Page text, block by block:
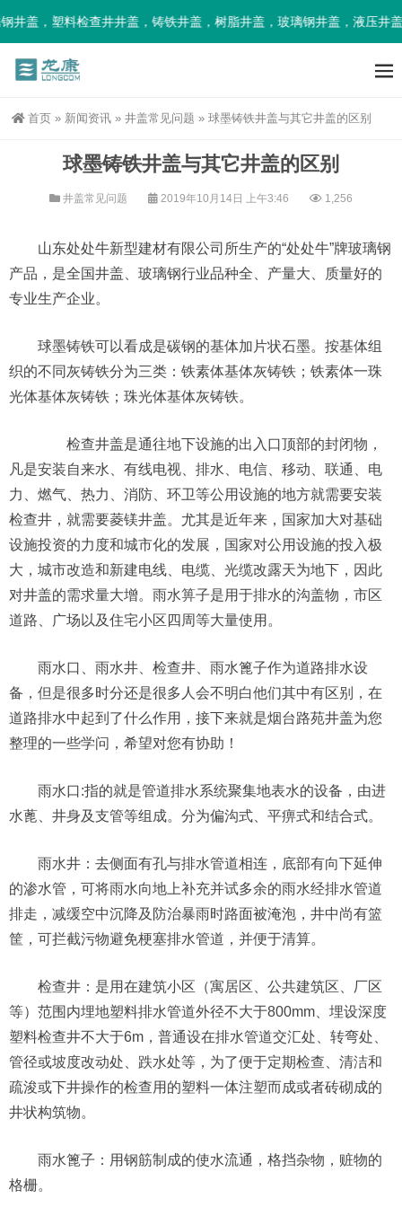
盖，塑料检查井井盖，铸铁井盖，树脂井盖，玻璃钢井盖，液压井
首页 » 新闻资讯 » 井盖常见问题 » 球墨铸铁井盖与其它井盖的区别
球墨铸铁井盖与其它井盖的区别
井盖常见问题 2019年10月14日 上午3:46 1,256
山东处处牛新型建材有限公司所生产的“处处牛”牌玻璃钢
产品，是全国井盖、玻璃钢行业品种全、产量大、质量好的
专业生产企业。
球墨铸铁可以看成是碳钢的基体加片状石墨。按基体组
织的不同灰铸铁分为三类：铁素体基体灰铸铁；铁素体一珠
光体基体灰铸铁；珠光体基体灰铸铁。
检查井盖是通往地下设施的出入口顶部的封闭物，
凡是安装自来水、有线电视、排水、电信、移动、联通、电
力、燃气、热力、消防、环卫等公用设施的地方就需要安装
检查井，就需要菱镁井盖。尤其是近年来，国家加大对基础
设施投资的力度和城市化的发展，国家对公用设施的投入极
大，城市改造和新建电线、电缆、光缆改露天为地下，因此
对井盖的需求量大增。雨水箅子是用于排水的沟盖物，市区
道路、广场以及住宅小区四周等大量使用。
雨水口、雨水井、检查井、雨水篦子作为道路排水设
备，但是很多时分还是很多人会不明白他们其中有区别，在
道路排水中起到了什么作用，接下来就是烟台路苑井盖为您
整理的一些学问，希望对您有协助！
雨水口:指的就是管道排水系统聚集地表水的设备，由进
水蓖、井身及支管等组成。分为偏沟式、平痹式和结合式。
雨水井：去侧面有孔与排水管道相连，底部有向下延伸
的渗水管，可将雨水向地上补充并试多余的雨水经排水管道
排走，减缓空中沉降及防治暴雨时路面被淹泡，井中尚有篮
筐，可拦截污物避免梗塞排水管道，并便于清算。
检查井：是用在建筑小区（寓居区、公共建筑区、厂区
等）范围内埋地塑料排水管道外径不大于800mm、埋设深度
塑料检查井不大于6m，普通设在排水管道交汇处、转弯处、
管径或坡度改动处、跌水处等，为了便于定期检查、清洁和
疏浚或下井操作的检查用的塑料一体注塑而成或者砖砌成的
井状构筑物。
雨水篦子：用钢筋制成的使水流通，格挡杂物，赃物的
格栅。